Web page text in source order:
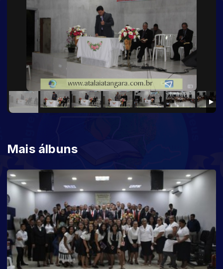
Mais álbuns